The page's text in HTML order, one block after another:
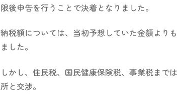
限後申告を行うことで決着となりました。
納税額については、当初予想していた金額より
ました。
しかし、住民税、国民健康保険税、事業税まで
所と交渉。